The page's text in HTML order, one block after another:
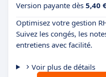
Version payante dès 5,40
Optimisez votre gestion
Suivez les congés, les
entretiens avec facilité.
Voir plus de détails